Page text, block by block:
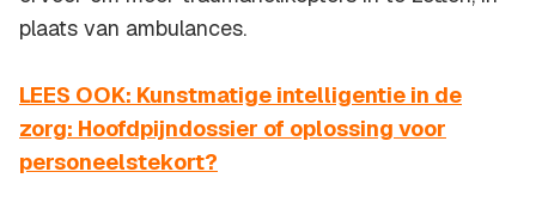
plaats van ambulances.
LEES OOK: Kunstmatige intelligentie in de
zorg: Hoofdpijndossier of oplossing voor
personeelstekort?